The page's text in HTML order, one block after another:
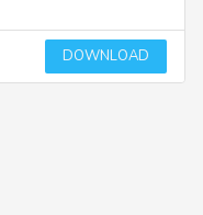
DOWNLOAD